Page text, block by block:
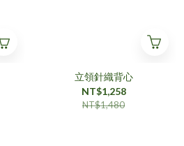
立領針織背心
NT$1,258
NT$1,480